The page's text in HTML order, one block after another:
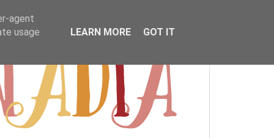
agent
usage
LEARN MORE GOT IT